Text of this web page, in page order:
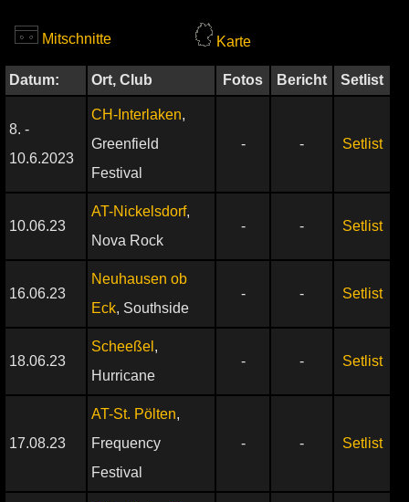
Mitschnitte Karte
Datum: Ort, Club Fotos Bericht Setlist
8. -
10.6.2023
CH-Interlaken,
Greenfield
Festival
- - Setlist
10.06.23
AT-Nickelsdorf,
Nova Rock
- - Setlist
16.06.23
Neuhausen ob
Eck, Southside
- - Setlist
18.06.23
Scheeßel ,
Hurricane
- - Setlist
17.08.23
AT-St. Pölten,
Frequency
Festival
- - Setlist